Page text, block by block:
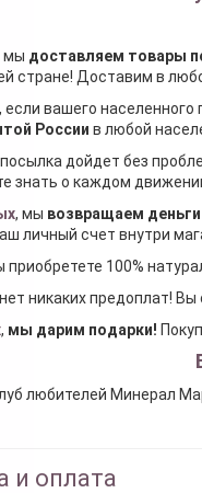
мы доставляем товары
стране! Доставим в
, если вашего
России в любой
дойдет без
знать о каждом
, мы возвращаем
личный счет внутри
приобретете 100%
никаких предоплат!
, мы дарим подарки!
любителей Минерал
и оплата